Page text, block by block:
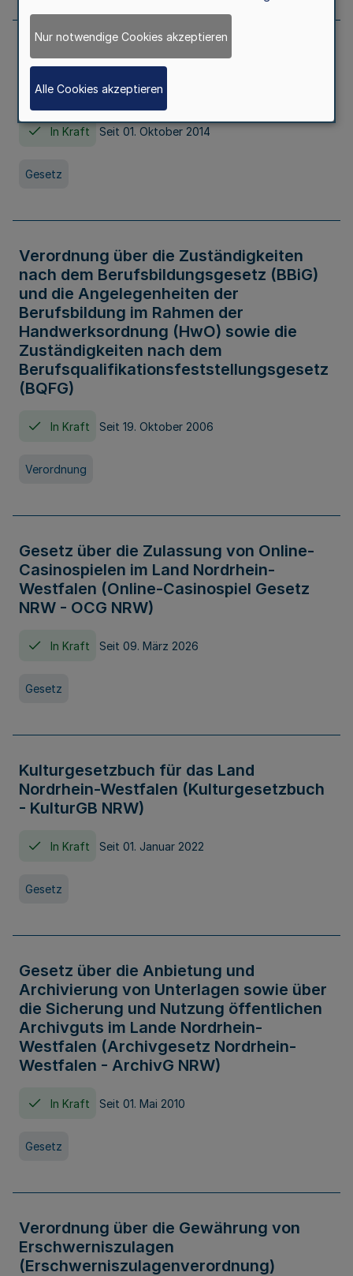
Gesetz über die Hochschulen des Landes
Nordrhein-Westfalen (Hochschulgesetz -
HG)
In Kraft Seit 01. Oktober 2014
Gesetz
Verordnung über die Zuständigkeiten
nach dem Berufsbildungsgesetz (BBiG)
und die Angelegenheiten der
Berufsbildung im Rahmen der
Handwerksordnung (HwO) sowie die
Zuständigkeiten nach dem
Berufsqualifikationsfeststellungsgesetz
(BQFG)
In Kraft Seit 19. Oktober 2006
Verordnung
Gesetz über die Zulassung von Online-
Casinospielen im Land Nordrhein-
Westfalen (Online-Casinospiel Gesetz
NRW - OCG NRW)
In Kraft Seit 09. März 2026
Gesetz
Kulturgesetzbuch für das Land
Nordrhein-Westfalen (Kulturgesetzbuch
- KulturGB NRW)
In Kraft Seit 01. Januar 2022
Gesetz
Gesetz über die Anbietung und
Archivierung von Unterlagen sowie über
die Sicherung und Nutzung öffentlichen
Archivguts im Lande Nordrhein-
Westfalen (Archivgesetz Nordrhein-
Westfalen - ArchivG NRW)
In Kraft Seit 01. Mai 2010
Gesetz
Verordnung über die Gewährung von
Erschwerniszulagen
(Erschwerniszulagenverordnung)
Nur notwendige Cookies akzeptieren
Alle Cookies akzeptieren